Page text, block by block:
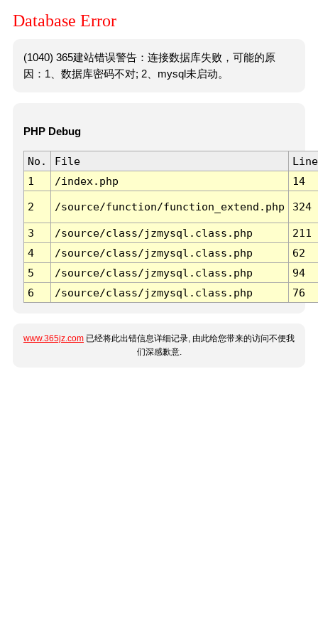
Database Error
(1040) 365建站错误警告：连接数据库失败，可能的原
因：1、数据库密码不对; 2、mysql未启动。
PHP Debug
No. File
Line
1
/index.php 14
2 /source/function/function_extend.php 324
3 /source/class/jzmysql.class.php
211
4
/source/class/jzmysql.class.php
62
5
/source/class/jzmysql.class.php
94
6
/source/class/jzmysql.class.php 76
www.365jz.com 已经将此出错信息详细记录, 由此给您带来的访问不便我
们深感歉意.